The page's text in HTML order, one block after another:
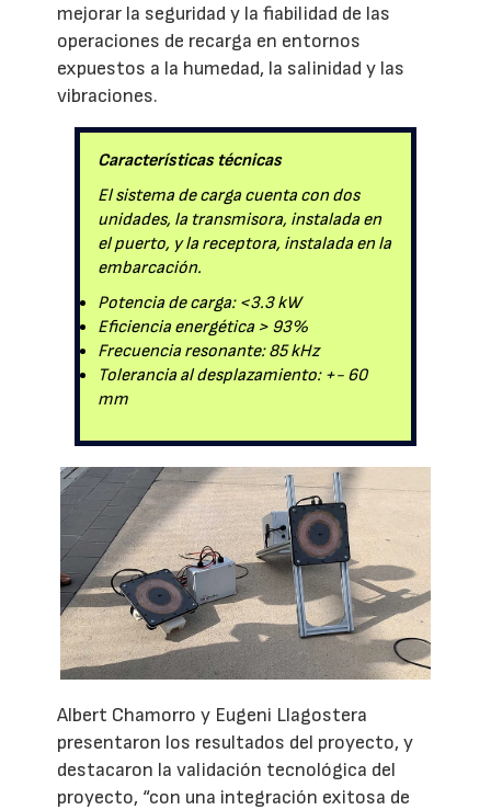
mejorar la seguridad y la fiabilidad de las
operaciones de recarga en entornos
expuestos a la humedad, la salinidad y las
vibraciones.
Características técnicas
El sistema de carga cuenta con dos
unidades, la transmisora, instalada en
el puerto, y la receptora, instalada en la
embarcación.
Potencia de carga: <3.3 kW
Eficiencia energética > 93%
Frecuencia resonante: 85 kHz
Tolerancia al desplazamiento: +- 60
mm
Albert Chamorro y Eugeni Llagostera
presentaron los resultados del proyecto, y
destacaron la validación tecnológica del
proyecto, “con una integración exitosa de